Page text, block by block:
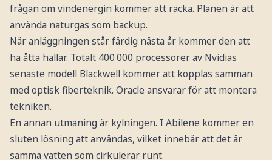
frågan om vindenergin kommer att räcka. Planen är att
använda naturgas som backup.
När anläggningen står färdig nästa år kommer den att
ha åtta hallar. Totalt 400 000 processorer av Nvidias
senaste modell Blackwell kommer att kopplas samman
med optisk fiberteknik. Oracle ansvarar för att montera
tekniken.
En annan utmaning är kylningen. I Abilene kommer en
sluten lösning att användas, vilket innebär att det är
samma vatten som cirkulerar runt.